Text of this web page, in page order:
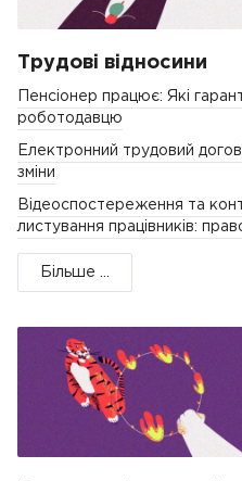
Трудові відносини
Пенсіонер працює: Які
роботодавцю
Електронний трудовий
зміни
Відеоспостереження та
листування працівників:
Більше ...